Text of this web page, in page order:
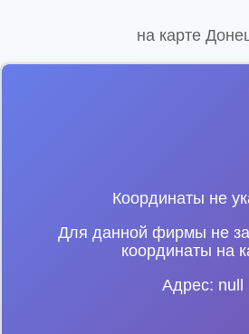
на карте
Координаты не
Для данной фирмы не
координаты на
Адрес: null